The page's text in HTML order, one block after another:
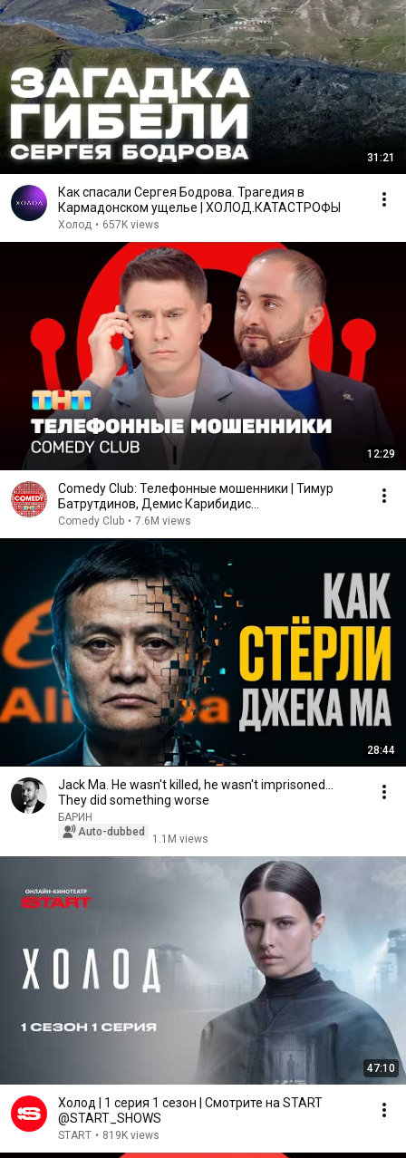
31:21
Как спасали Сергея Бодрова. Трагедия в
Кармадонском ущелье | ХОЛОД.КАТАСТРОФЫ
Холод • 657K views
12:29
Comedy Club: Телефонные мошенники | Тимур
Батрутдинов, Демис Карибидис
@ComedyClubRussia
Comedy Club • 7.6M views
28:44
Jack Ma. He wasn't killed, he wasn't imprisoned...
They did something worse
БАРИН
Auto-dubbed
1.1M views
47:10
Холод | 1 серия 1 сезон | Смотрите на START
@START_SHOWS
START • 819K views